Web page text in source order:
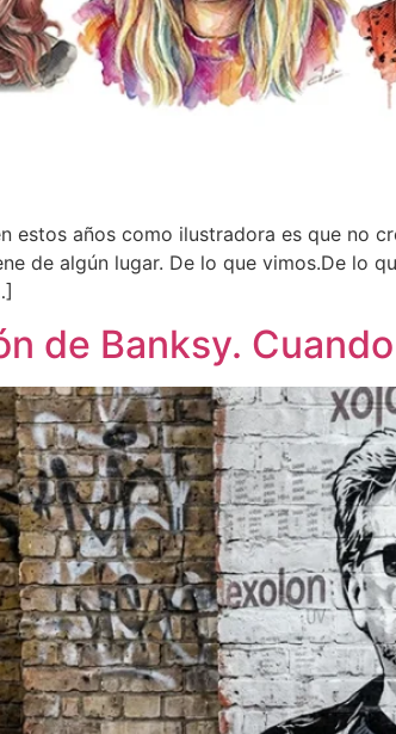
estos años como ilustradora es que no
de algún lugar. De lo que vimos.De lo
de Banksy.